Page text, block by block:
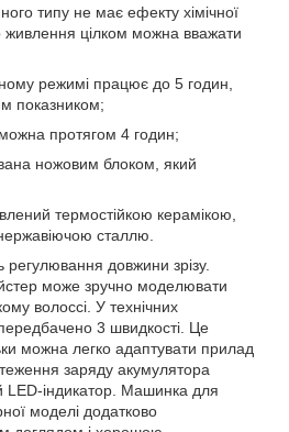
типу не має ефекту хімічної
цілком можна вважати
режимі працює до 5 годин,
показником;
протягом 4 годин;
ножовим блоком, який
термостійкою керамікою,
сталлю.
довжини зрізу.
може зручно моделювати
волоссі. У технічних
3 швидкості. Це
можна легко адаптувати прилад
заряду акумулятора
LED-індикатор. Машинка для
моделі додатково